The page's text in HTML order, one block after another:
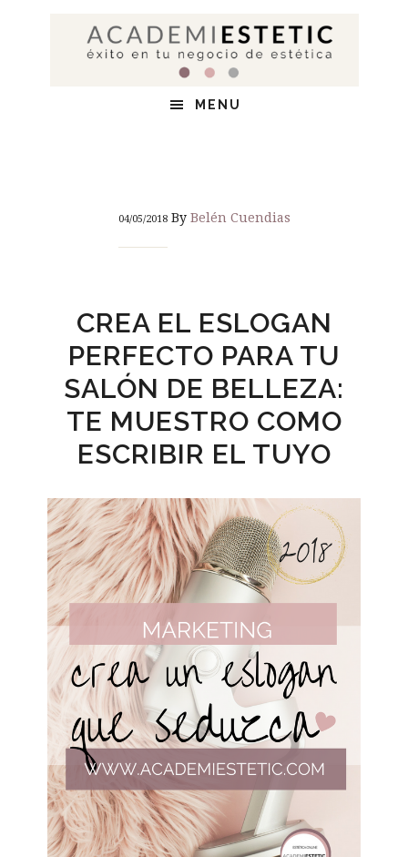
MENU
04/05/2018By Belén Cuendias
CREA EL ESLOGAN
PERFECTO PARA TU
SALÓN DE BELLEZA:
TE MUESTRO COMO
ESCRIBIR EL TUYO